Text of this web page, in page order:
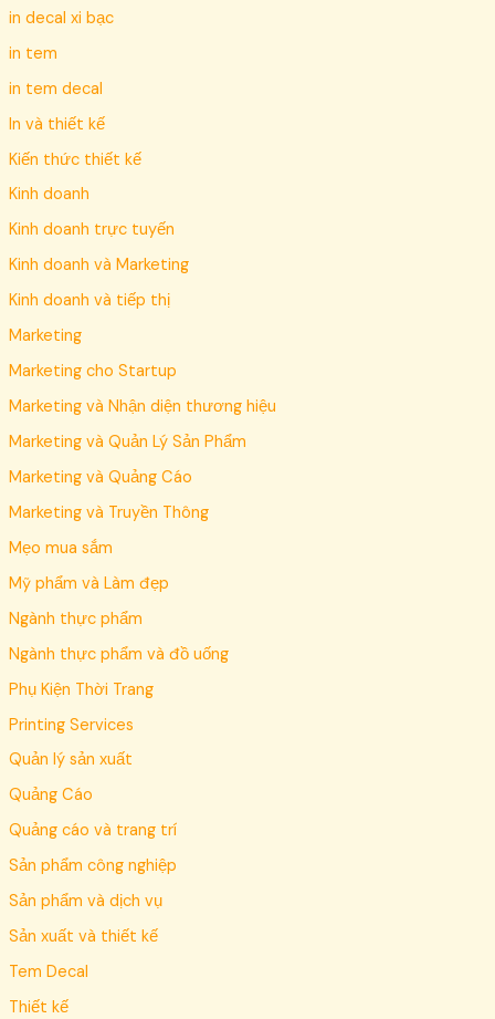
in decal xi bạc
in tem
in tem decal
In và thiết kế
Kiến thức thiết kế
Kinh doanh
Kinh doanh trực tuyến
Kinh doanh và Marketing
Kinh doanh và tiếp thị
Marketing
Marketing cho Startup
Marketing và Nhận diện thương hiệu
Marketing và Quản Lý Sản Phẩm
Marketing và Quảng Cáo
Marketing và Truyền Thông
Mẹo mua sắm
Mỹ phẩm và Làm đẹp
Ngành thực phẩm
Ngành thực phẩm và đồ uống
Phụ Kiện Thời Trang
Printing Services
Quản lý sản xuất
Quảng Cáo
Quảng cáo và trang trí
Sản phẩm công nghiệp
Sản phẩm và dịch vụ
Sản xuất và thiết kế
Tem Decal
Thiết kế